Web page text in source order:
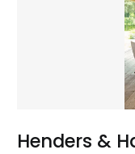
Henders &